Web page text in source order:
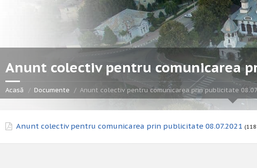
Anunt colectiv pentru comunicarea
Acasă Documente Anunt colectiv pentru comunicarea prin publicitate
Anunt colectiv pentru comunicarea prin publicitate 08.07.2021 (118